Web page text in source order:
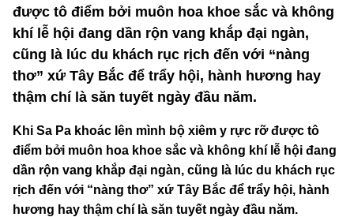
được tô điểm bởi muôn hoa khoe sắc và không
khí lễ hội đang dần rộn vang khắp đại ngàn,
cũng là lúc du khách rục rịch đến với “nàng
thơ” xứ Tây Bắc để trẩy hội, hành hương hay
thậm chí là săn tuyết ngày đầu năm.
Khi Sa Pa khoác lên mình bộ xiêm y rực rỡ được tô
điểm bởi muôn hoa khoe sắc và không khí lễ hội đang
dần rộn vang khắp đại ngàn, cũng là lúc du khách rục
rịch đến với “nàng thơ” xứ Tây Bắc để trẩy hội, hành
hương hay thậm chí là săn tuyết ngày đầu năm.